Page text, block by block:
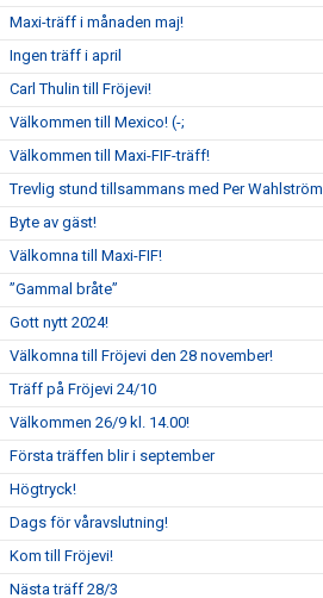
Maxi-träff i månaden maj!
Ingen träff i april
Carl Thulin till Fröjevi!
Välkommen till Mexico! (-;
Välkommen till Maxi-FIF-träff!
Trevlig stund tillsammans med Per Wahlström
Byte av gäst!
Välkomna till Maxi-FIF!
”Gammal bråte”
Gott nytt 2024!
Välkomna till Fröjevi den 28 november!
Träff på Fröjevi 24/10
Välkommen 26/9 kl. 14.00!
Första träffen blir i september
Högtryck!
Dags för våravslutning!
Kom till Fröjevi!
Nästa träff 28/3